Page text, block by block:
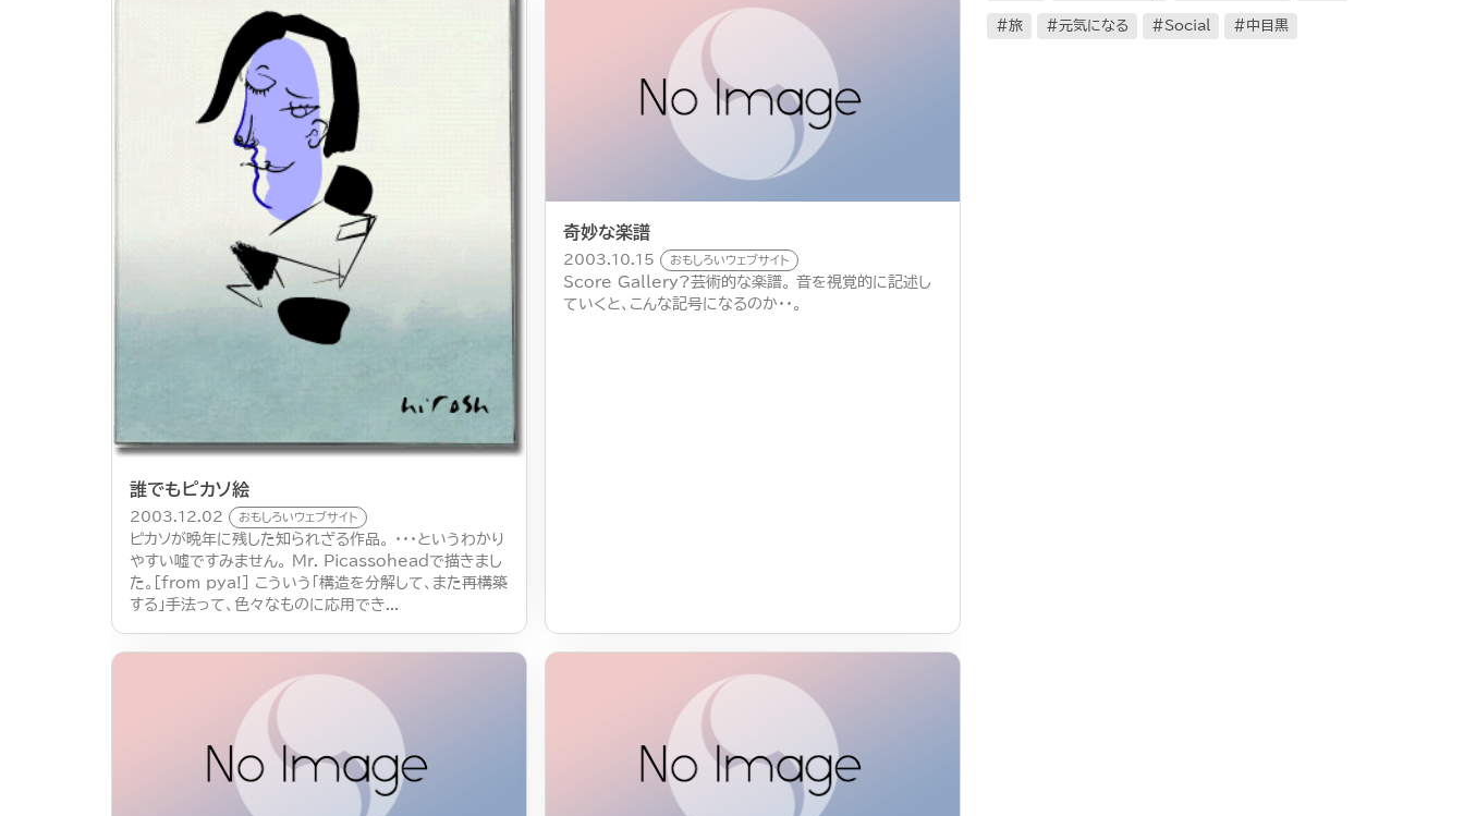
誰でもピカソ絵
2003.12.02 おもしろいウェブサイト
ピカソが晩年に残した知られざる作品。 ・・・というわかり
やすい嘘ですみません。 Mr. Picassoheadで描きまし
た。[from pya!] こういう「構造を分解して、また再構築
する」手法って、色々なものに応用でき...
奇妙な楽譜
2003.10.15 おもしろいウェブサイト
Score Gallery?芸術的な楽譜。 音を視覚的に記述し
ていくと、こんな記号になるのか・・。
旅 元気になる Social 中目黒